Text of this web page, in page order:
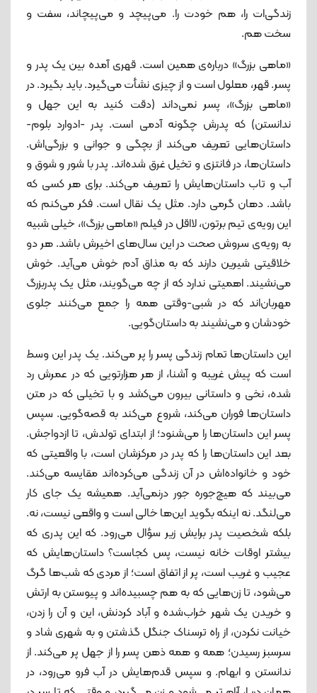
زندگی‌ا‌ت را، هم خودت را. می‌پیچد و می‌پیچاند، سفت و
سخت هم.
«ماهی بزرگ» درباره‌ی همین است. قهری آمده بین یک پدر و
پسر. قهر، معلول است و از چیزی نشأت می‌گیرد. باید بگیرد. در
«ماهی بزرگ»، پسر نمی‌داند (دقت کنید به این جهل و
ندانستن) که پدرش چگونه آدمی ا‌ست. پدر -ادوارد بلوم-
داستان‌هایی تعریف می‌کند از بچگی و جوانی و بزرگی‌‌اش.
داستان‌ها، در فانتزی و تخیل غرق شده‌اند. پدر با شور و شوق و
آب و تاب داستان‌هایش را تعریف می‌کند. برای هر کسی که
باشد. دهان گرمی دارد. مثل یک نقال است. فکر می‌کنم که
این رویه‌ی تیم برتون، لااقل در فیلم «ماهی بزرگ»، خیلی شبیه
به رویه‌ی سروش صحت در این سال‌های اخیرش باشد. هر دو
خلاقیتی شیرین دارند که به مذاق آدم خوش می‌آید. خوش
می‌نشیند. اهمیتی ندارد که از چه می‌گویند، مثل یک پدربزرگ
مهربان‌اند که در شبی-وقتی همه را جمع می‌کنند جلوی
خودشان و می‌نشیند به داستان‌گویی.
این داستان‌ها تمام زندگی پسر را پر می‌کند. یک پدر این وسط
است که پیش غریبه و آشنا، از هر هزارتویی که در عمرش رد
شده، نخی و داستانی بیرون می‌کشد و با تخیلی که در متن
داستان‌ها فوران می‌کند، شروع می‌کند به قصه‌گویی. سپس
پسر این داستان‌ها را می‌شنود؛ از ابتدای تولدش، تا ازدواجش.
بعد این داستان‌ها را که پدر در مرکزشان است، با واقعیتی که
خود و خانواده‌ا‌ش در آن زندگی می‌کرده‌اند مقایسه می‌کند.
می‌بیند که هیچ‌جوره جور درنمی‌آید. همیشه یک جای کار
می‌لنگد. نه اینکه بگوید این‌ها خالی ا‌ست و واقعی نیست، نه.
بلکه شخصیت پدر برایش زیر سؤال می‌رود. که این پدری که
بیشتر اوقات خانه نیست، پس کجاست؟ داستان‌هایش که
عجیب و غریب است، پر از اتفاق است؛ از مردی که شب‌ها گرگ
می‌شود، تا زن‌هایی که به ‌هم چسبیده‌اند و پیوستن به ارتش
و خریدن یک شهر خراب‌شده و آباد ‌کردنش، این و آن را زدن،
خیانت‌ نکردن، از راه ترسناک جنگل گذشتن و به شهری شاد و
سرسبز رسیدن؛ همه و همه‌ ذهن پسر را از جهل پر می‌کند. از
ندانستن و ابهام. و سپس قدم‌هایش در آب فرو می‌رود، در